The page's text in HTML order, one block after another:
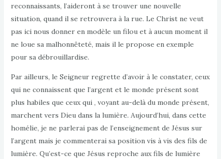
reconnaissants, l’aideront à se trouver une nouvelle
situation, quand il se retrouvera à la rue. Le Christ ne veut
pas ici nous donner en modèle un filou et à aucun moment il
ne loue sa malhonnêteté, mais il le propose en exemple
pour sa débrouillardise.
Par ailleurs, le Seigneur regrette d’avoir à le constater, ceux
qui ne connaissent que l’argent et le monde présent sont
plus habiles que ceux qui , voyant au-delà du monde présent,
marchent vers Dieu dans la lumière. Aujourd’hui, dans cette
homélie, je ne parlerai pas de l’enseignement de Jésus sur
l’argent mais je commenterai sa position vis à vis des fils de
lumière. Qu’est-ce que Jésus reproche aux fils de lumière